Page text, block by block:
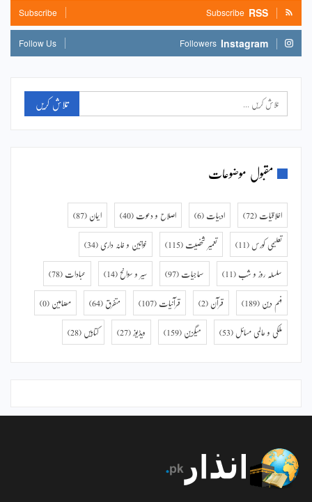
RSS
Subscribe
Subscribe
Instagram
Followers
Follow Us
مقبول موضوعات
اخلاقیات (72) ادبیات (6) اصلاح و دعوت (40) ایمان (87)
تعلیمی کورس (11) تعمیر شخصیت (115) خواتین و خانہ داری (34)
سلسلہ روز و شب (11) سماجیات (97) سیر و سوانح (14) عبادات (78)
فہم دین (189) قرآن (2) قرآنیات (107) متفرق (64) مضامین (0)
ملکی و عالمی مسائل (53) میگزین (159) ویڈیوز (27) کتابیں (28)